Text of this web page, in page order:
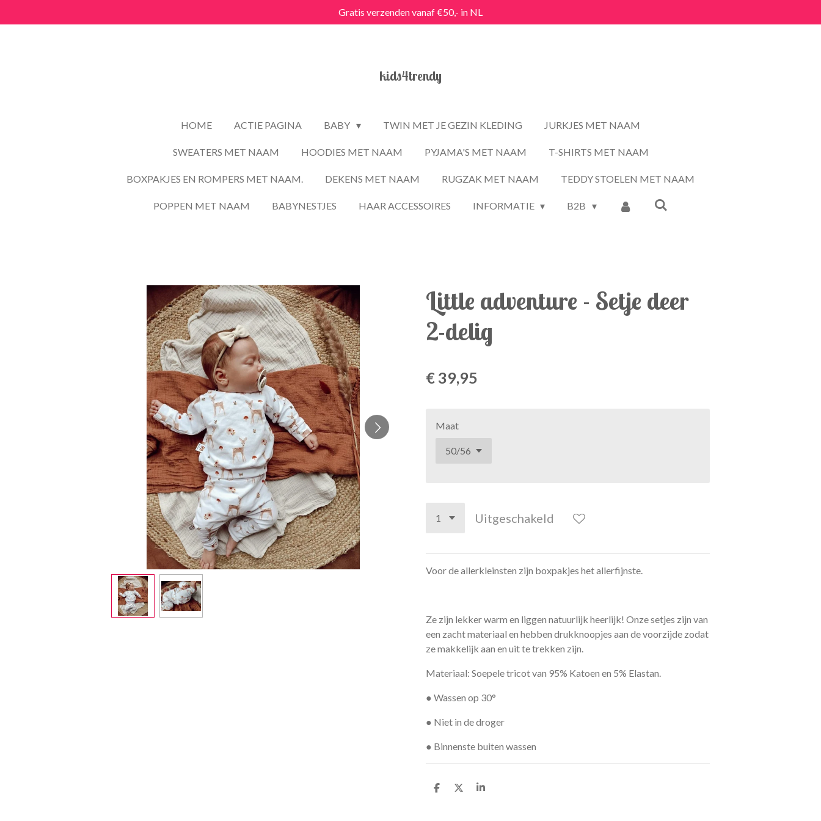
direct
Gratis verzenden vanaf €50,- in NL
kids4trendy
HOME ACTIE PAGINA BABY TWIN MET JE GEZIN KLEDING JURKJES MET NAAM
SWEATERS MET NAAM HOODIES MET NAAM PYJAMA'S MET NAAM T-SHIRTS MET NAAM
BOXPAKJES EN ROMPERS MET NAAM. DEKENS MET NAAM RUGZAK MET NAAM TEDDY STOELEN MET NAAM
POPPEN MET NAAM BABYNESTJES HAAR ACCESSOIRES INFORMATIE B2B
Little adventure - Setje deer
2-delig
€ 39,95
Maat
Uitgeschakeld
Voor de allerkleinsten zijn boxpakjes het allerfijnste.
Ze zijn lekker warm en liggen natuurlijk heerlijk! Onze setjes zijn van
een zacht materiaal en hebben drukknoopjes aan de voorzijde zodat
ze makkelijk aan en uit te trekken zijn.
Materiaal: Soepele tricot van 95% Katoen en 5% Elastan.
● Wassen op 30°
● Niet in de droger
● Binnenste buiten wassen
D
D
S